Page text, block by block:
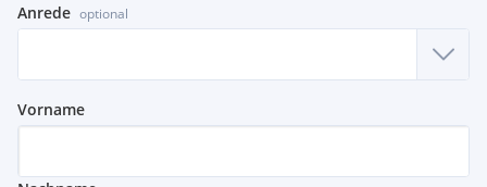
Anrede optional
Vorname